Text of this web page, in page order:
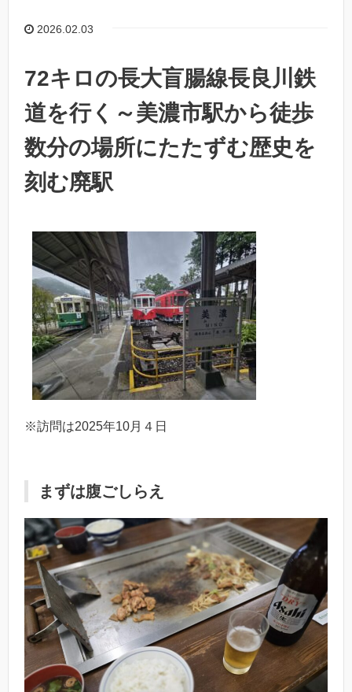
2026.02.03
72キロの長大盲腸線長良川鉄
道を行く～美濃市駅から徒歩
数分の場所にたたずむ歴史を
刻む廃駅
※訪問は2025年10月４日
まずは腹ごしらえ